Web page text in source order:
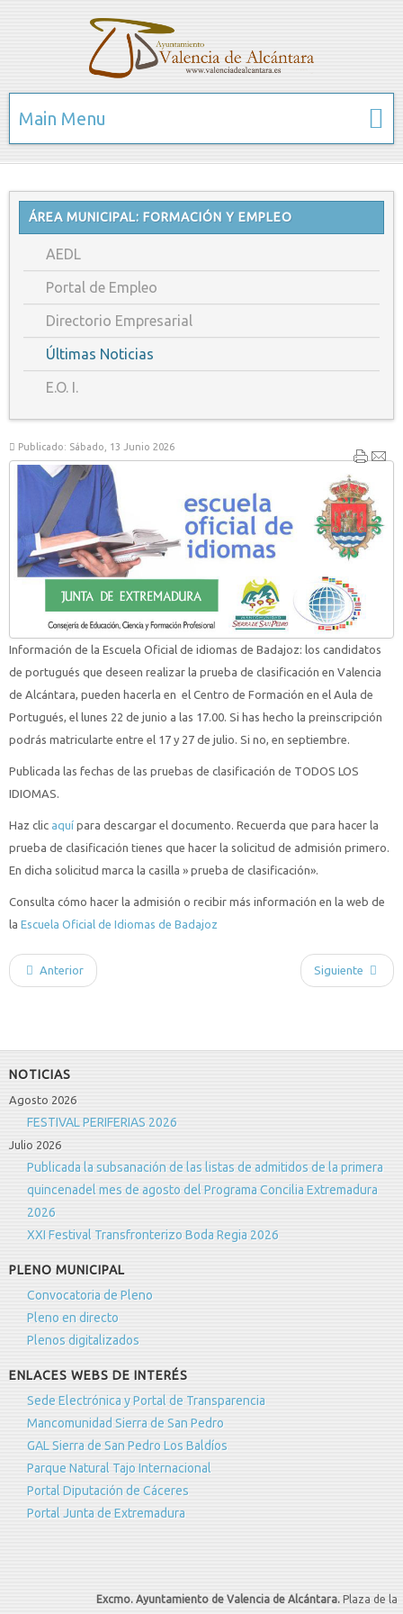
Main Menu
ÁREA MUNICIPAL: FORMACIÓN Y EMPLEO
AEDL
Portal de Empleo
Directorio Empresarial
Últimas Noticias
E.O. I.
Publicado: Sábado, 13 Junio 2026
Información de la Escuela Oficial de idiomas de Badajoz: los candidatos
de portugués que deseen realizar la prueba de clasificación en Valencia
de Alcántara, pueden hacerla en el Centro de Formación en el Aula de
Portugués, el lunes 22 de junio a las 17.00. Si has hecho la preinscripción
podrás matricularte entre el 17 y 27 de julio. Si no, en septiembre.
Publicada las fechas de las pruebas de clasificación de TODOS LOS
IDIOMAS.
Haz clic aquí para descargar el documento. Recuerda que para hacer la
prueba de clasificación tienes que hacer la solicitud de admisión primero.
En dicha solicitud marca la casilla » prueba de clasificación».
Consulta cómo hacer la admisión o recibir más información en la web de
la Escuela Oficial de Idiomas de Badajoz
Anterior Siguiente
NOTICIAS
Agosto 2026
FESTIVAL PERIFERIAS 2026
Julio 2026
Publicada la subsanación de las listas de admitidos de la primera
quincenadel mes de agosto del Programa Concilia Extremadura
2026
XXI Festival Transfronterizo Boda Regia 2026
PLENO MUNICIPAL
Convocatoria de Pleno
Pleno en directo
Plenos digitalizados
ENLACES WEBS DE INTERÉS
Sede Electrónica y Portal de Transparencia
Mancomunidad Sierra de San Pedro
GAL Sierra de San Pedro Los Baldíos
Parque Natural Tajo Internacional
Portal Diputación de Cáceres
Portal Junta de Extremadura
Excmo. Ayuntamiento de Valencia de Alcántara. Plaza de la